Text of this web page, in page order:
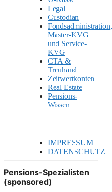
Legal
Custodian
Fondsadministration,
Master-KVG
und Service-
KVG
CTA &
Treuhand
Zeitwertkonten
Real Estate
Pensions-
Wissen
IMPRESSUM
DATENSCHUTZ
Pensions-Spezialisten
(sponsored)